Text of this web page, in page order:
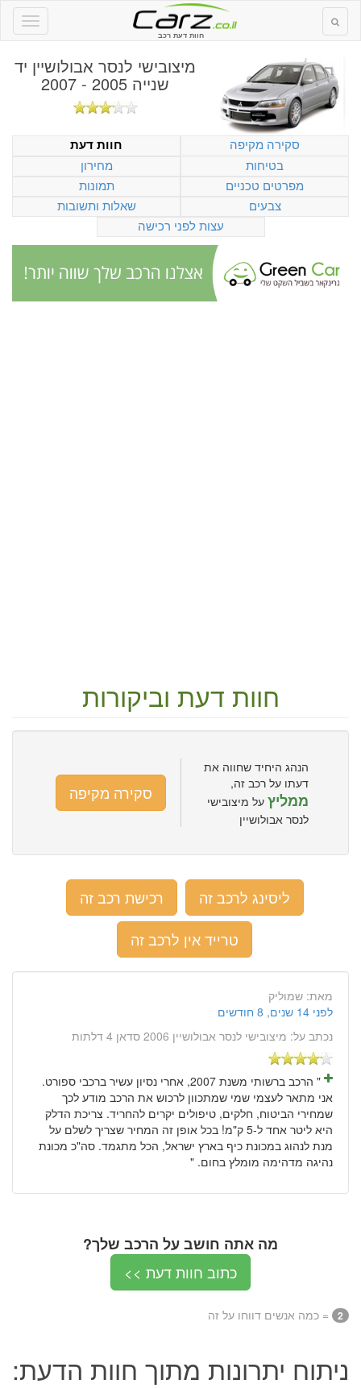
חוות דעת רכב
מיצובישי לנסר אבולושיין יד
שנייה 2005 - 2007
סקירה מקיפה
חוות דעת
בטיחות
מחירון
מפרטים טכניים
תמונות
צבעים
שאלות ותשובות
עצות לפני רכישה
חוות דעת וביקורות
הנהג היחיד שחווה את
דעתו על רכב זה,
ממליץ על מיצובישי
לנסר אבולושיין
סקירה מקיפה
ליסינג לרכב זה
רכישת רכב זה
טרייד אין לרכב זה
מאת: שמוליק
לפני 14 שנים, 8 חודשים
נכתב על: מיצובישי לנסר אבולושיין 2006 סדאן 4 דלתות
" הרכב ברשותי משנת 2007, אחרי נסיון עשיר ברכבי ספורט.
אני מתאר לעצמי שמי שמתכוון לרכוש את הרכב מודע לכך
שמחירי הביטוח, חלקים, טיפולים יקרים להחריד. צריכת הדלק
היא ליטר אחד ל-5 ק"מ! בכל אופן זה המחיר שצריך לשלם על
מנת לנהוג במכונת כיף בארץ ישראל, הכל מתגמד. סה"כ מכונת
נהיגה מדהימה מומלץ בחום. "
מה אתה חושב על הרכב שלך?
כתוב חוות דעת >>
2 = כמה אנשים דווחו על זה
ניתוח יתרונות מתוך חוות הדעת: